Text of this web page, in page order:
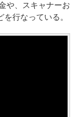
や、スキャナーお
行なっている。